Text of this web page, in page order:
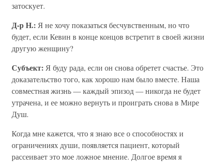
затоскует.
Д-р Н.: Я не хочу показаться бесчувственным, но что
будет, если Кевин в конце концов встретит в своей жизни
другую женщину?
Субъект: Я буду рада, если он снова обретет счастье. Это
доказательство того, как хорошо нам было вместе. Наша
совместная жизнь — каждый эпизод — никогда не будет
утрачена, и ее можно вернуть и проиграть снова в Мире
Душ.
Когда мне кажется, что я знаю все о способностях и
ограничениях души, появляется пациент, который
рассеивает это мое ложное мнение. Долгое время я